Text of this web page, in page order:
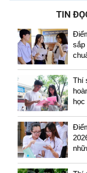
TIN
sắp
Thí
học